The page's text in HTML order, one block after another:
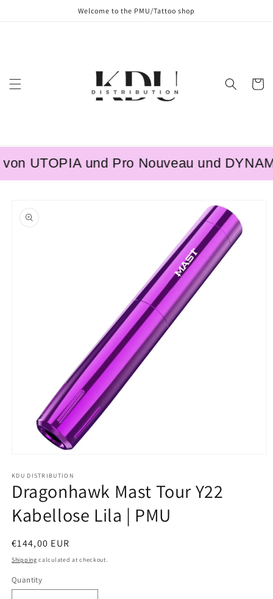
Welcome to the PMU/Tattoo shop
Cart
UTOPIA und Pro Nouveau und
product
information
1
in
modal
KDU DISTRIBUTION
Dragonhawk Mast Tour Y22
Kabellose Lila | PMU
Regular
price
€144,00 EUR
Shipping calculated at checkout.
Quantity